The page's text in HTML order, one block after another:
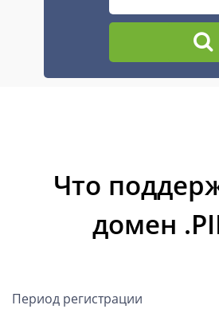
Что
домен
Период регистрации